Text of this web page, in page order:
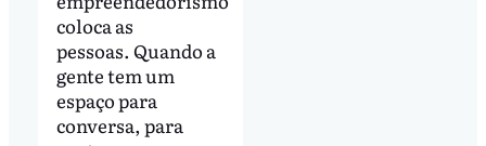
coloca as
pessoas. Quando a
gente tem um
espaço para
conversa, para